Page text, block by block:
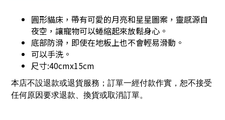
圓形貓床，帶有可愛的月亮和星星圖案，靈感源自
夜空，讓寵物可以蜷縮起來放鬆身心。
底部防滑，即使在地板上也不會輕易滑動。
可以手洗。
尺寸:40cmx15cm
本店不設退款或退貨服務；訂單一經付款作實，恕不接受
任何原因要求退款、換貨或取消訂單。